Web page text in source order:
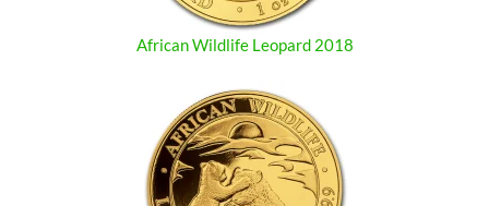
African Wildlife Leopard 2018